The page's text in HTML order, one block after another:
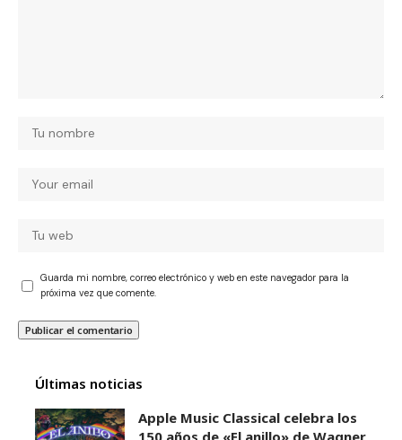
Guarda mi nombre, correo electrónico y web en este navegador para la
próxima vez que comente.
Últimas noticias
Apple Music Classical celebra los